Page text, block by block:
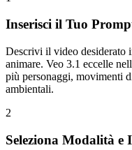
Inserisci il Tuo
Descrivi il video desiderato
animare. Veo 3.1 eccelle
più personaggi, movimenti
ambientali.
2
Seleziona Modalità e